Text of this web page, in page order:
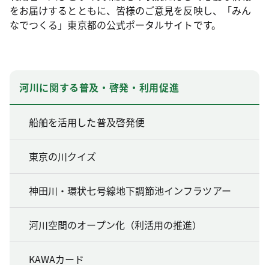
をお届けするとともに、皆様のご意見を反映し、「みん
なでつくる」東京都の公式ポータルサイトです。
河川に関する普及・啓発・利用促進
船舶を活用した普及啓発便
東京の川クイズ
神田川・環状七号線地下調節池インフラツアー
河川空間のオープン化（利活用の推進）
KAWAカード